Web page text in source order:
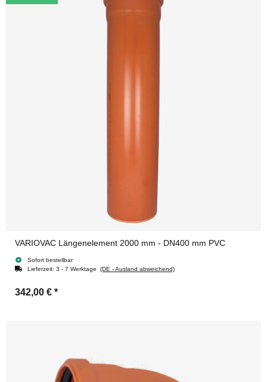
VARIOVAC Längenelement 2000 mm - DN400 mm PVC
Sofort bestellbar
Lieferzeit: 3 - 7 Werktage (DE - Ausland abweichend)
342,00 € *